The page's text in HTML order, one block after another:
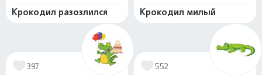
Крокодил разозлился Крокодил милый
397 552